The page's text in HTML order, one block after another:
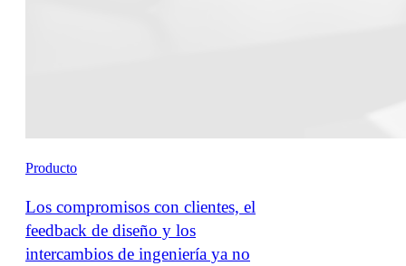
Producto
Los compromisos con clientes, el
feedback de diseño y los
intercambios de ingeniería ya no